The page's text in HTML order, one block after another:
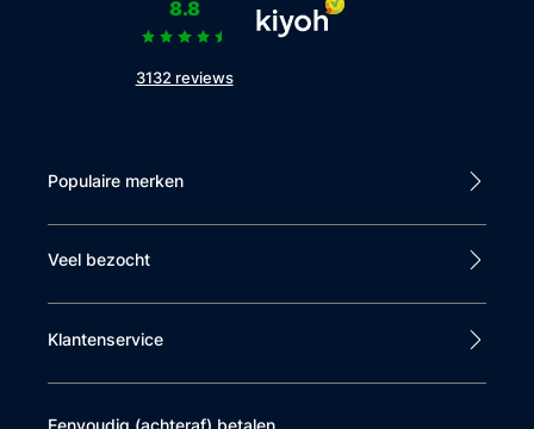
8.8
3132 reviews
Populaire merken
Veel bezocht
Klantenservice
Eenvoudig (achteraf) betalen